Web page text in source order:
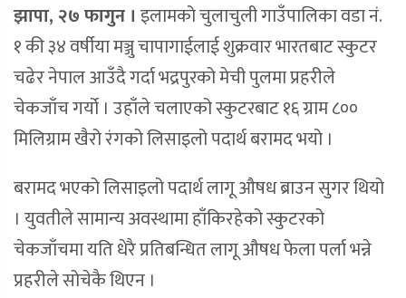
झापा, २७ फागुन । इलामको चुलाचुली गाउँपालिका वडा नं.
१ की ३४ वर्षीया मञ्जु चापागाईलाई शुक्रवार भारतबाट स्कुटर
चढेर नेपाल आउँदै गर्दा भद्रपुरको मेची पुलमा प्रहरीले
चेकजाँच गर्यो । उहाँले चलाएको स्कुटरबाट १६ ग्राम ८००
मिलिग्राम खैरो रंगको लिसाइलो पदार्थ बरामद भयो ।
बरामद भएको लिसाइलो पदार्थ लागू औषध ब्राउन सुगर थियो
। युवतीले सामान्य अवस्थामा हाँकिरहेको स्कुटरको
चेकजाँचमा यति धेरै प्रतिबन्धित लागू औषध फेला पर्ला भन्ने
प्रहरीले सोचेकै थिएन ।